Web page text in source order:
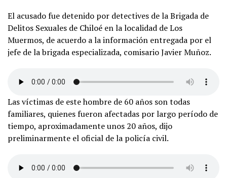
El acusado fue detenido por detectives de la Brigada de
Delitos Sexuales de Chiloé en la localidad de Los
Muermos, de acuerdo a la información entregada por el
jefe de la brigada especializada, comisario Javier Muñoz.
Las víctimas de este hombre de 60 años son todas
familiares, quienes fueron afectadas por largo período de
tiempo, aproximadamente unos 20 años, dijo
preliminarmente el oficial de la policía civil.